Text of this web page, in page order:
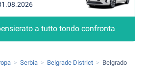
a tutto tondo confronta
Serbia Belgrade District Belgrado